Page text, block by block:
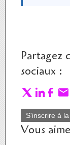
Partagez
sociaux :
S'inscrire à
Vous